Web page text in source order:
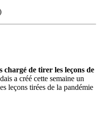
chargé de tirer les leçons de
a créé cette semaine un
leçons tirées de la pandémie